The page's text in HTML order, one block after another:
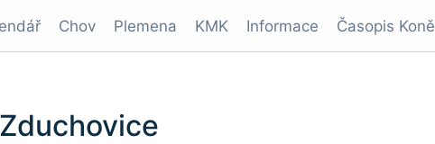
Chov Plemena KMK Informace Časopis Koně